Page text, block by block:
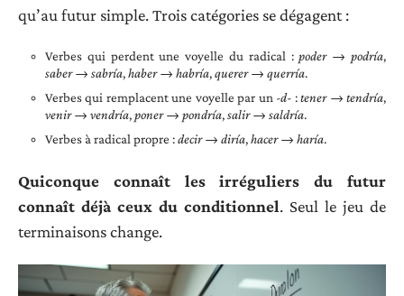
qu’au futur simple. Trois catégories se dégagent :
Verbes qui perdent une voyelle du radical :poder → podría,
saber → sabría,haber → habría,querer → querría.
Verbes qui remplacent une voyelle par un -d- :tener → tendría,
venir → vendría,poner → pondría,salir → saldría.
Verbes à radical propre :decir → diría,hacer → haría.
Quiconque connaît les irréguliers du futur
connaît déjà ceux du conditionnel. Seul le jeu de
terminaisons change.